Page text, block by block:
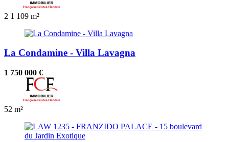
2 1 109 m²
La Condamine - Villa Lavagna
1 750 000 €
52 m²